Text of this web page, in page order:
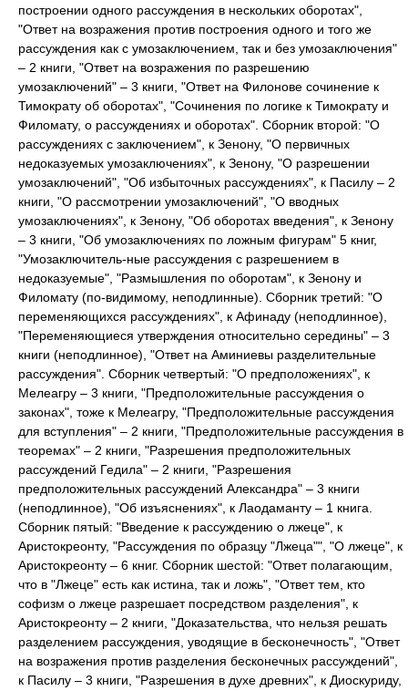
построении одного рассуждения в нескольких оборотах",
"Ответ на возражения против построения одного и того же
рассуждения как с умозаключением, так и без умозаключения"
– 2 книги, "Ответ на возражения по разрешению
умозаключений" – 3 книги, "Ответ на Филонове сочинение к
Тимократу об оборотах", "Сочинения по логике к Тимократу и
Филомату, о рассуждениях и оборотах". Сборник второй: "О
рассуждениях с заключением", к Зенону, "О первичных
недоказуемых умозаключениях", к Зенону, "О разрешении
умозаключений", "Об избыточных рассуждениях", к Пасилу – 2
книги, "О рассмотрении умозаключений", "О вводных
умозаключениях", к Зенону, "Об оборотах введения", к Зенону
– 3 книги, "Об умозаключениях по ложным фигурам" 5 книг,
"Умозаключитель-ные рассуждения с разрешением в
недоказуемые", "Размышления по оборотам", к Зенону и
Филомату (по-видимому, неподлинные). Сборник третий: "О
переменяющихся рассуждениях", к Афинаду (неподлинное),
"Переменяющиеся утверждения относительно середины" – 3
книги (неподлинное), "Ответ на Аминиевы разделительные
рассуждения". Сборник четвертый: "О предположениях", к
Мелеагру – 3 книги, "Предположительные рассуждения о
законах", тоже к Мелеагру, "Предположительные рассуждения
для вступления" – 2 книги, "Предположительные рассуждения в
теоремах" – 2 книги, "Разрешения предположительных
рассуждений Гедила" – 2 книги, "Разрешения
предположительных рассуждений Александра" – 3 книги
(неподлинное), "Об изъяснениях", к Лаодаманту – 1 книга.
Сборник пятый: "Введение к рассуждению о лжеце", к
Аристокреонту, "Рассуждения по образцу "Лжеца"", "О лжеце", к
Аристокреонту – 6 книг. Сборник шестой: "Ответ полагающим,
что в "Лжеце" есть как истина, так и ложь", "Ответ тем, кто
софизм о лжеце разрешает посредством разделения", к
Аристокреонту – 2 книги, "Доказательства, что нельзя решать
разделением рассуждения, уводящие в бесконечность", "Ответ
на возражения против разделения бесконечных рассуждений",
к Пасилу – 3 книги, "Разрешения в духе древних", к Диоскуриду,